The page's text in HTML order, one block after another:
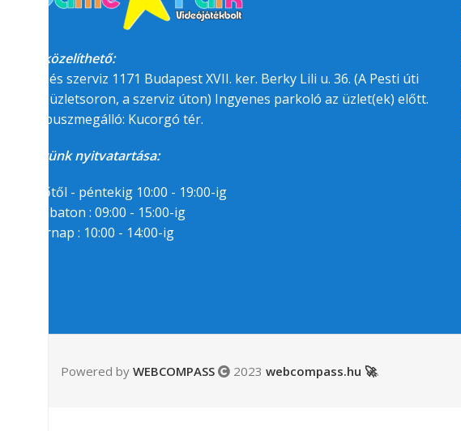
Segítségre van
06/30/94-22-55-8
Messenger
Megközelíthető:
üzlet és szerviz 1171 Budapest XVII. ker. Berky Lili u. 36. (A Pesti úti
felőli üzletsoron, a szerviz úton) Ingyenes parkoló az üzlet(ek) előtt.
BKK buszmegálló: Kucorgó tér.
Üzletünk nyitvatartása:
Hétfőtől - péntekig 10:00 - 19:00-ig
Szombaton : 09:00 - 15:00-ig
Vasárnap : 10:00 - 14:00-ig
Powered by WEBCOMPASS 2023 webcompass.hu 🚀.